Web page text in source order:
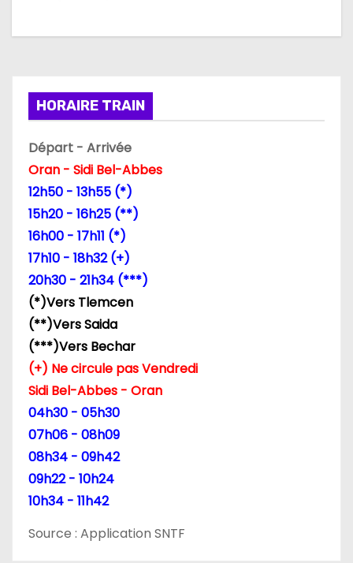
t
o
n
d
e
a
r
t
c
e
HORAIRE TRAIN
Départ - Arrivée
Oran - Sidi Bel-Abbes
12h50 - 13h55 (*)
15h20 - 16h25 (**)
16h00 - 17h11 (*)
17h10 - 18h32 (+)
20h30 - 21h34 (***)
(*)Vers Tlemcen
(**)Vers Saida
(***)Vers Bechar
(+) Ne circule pas Vendredi
Sidi Bel-Abbes - Oran
04h30 - 05h30
07h06 - 08h09
08h34 - 09h42
09h22 - 10h24
10h34 - 11h42
Source : Application SNTF